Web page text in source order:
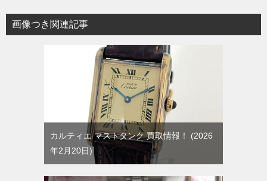
画像つき関連記事
カルティエ マストタンク 買取情報！
2026
年2月20日